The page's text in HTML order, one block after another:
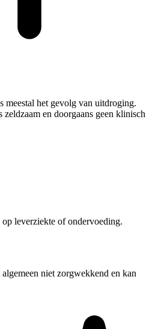
meestal het gevolg van uitdroging.
en doorgaans geen klinisch
leverziekte of ondervoeding.
niet zorgwekkend en kan